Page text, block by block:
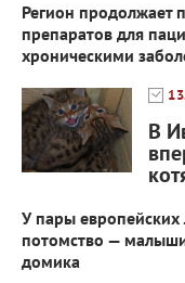
Регион продолжает
препаратов для
хроническими
В
У пары европейских
потомство —
домика